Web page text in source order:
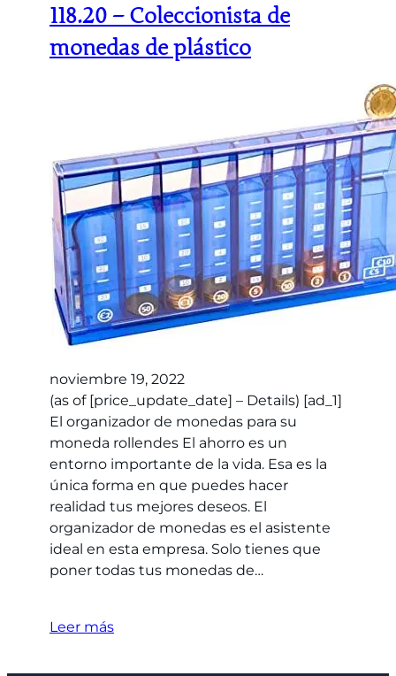
118.20 – Coleccionista de
monedas de plástico
noviembre 19, 2022
(as of [price_update_date] – Details) [ad_1]
El organizador de monedas para su
moneda rollendes El ahorro es un
entorno importante de la vida. Esa es la
única forma en que puedes hacer
realidad tus mejores deseos. El
organizador de monedas es el asistente
ideal en esta empresa. Solo tienes que
poner todas tus monedas de…
Leer más